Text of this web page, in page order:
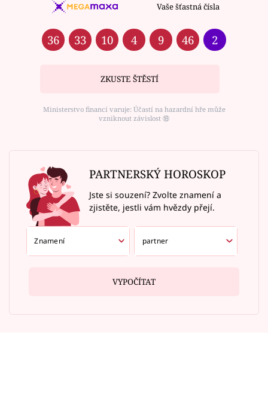
Vaše šťastná čísla
36 33 10 4 9 46 2
ZKUSTE ŠTĚSTÍ
Ministerstvo financí varuje: Účastí na hazardní hře může
vzniknout závislost ⑱
PARTNERSKÝ HOROSKOP
Jste si souzení? Zvolte znamení a
zjistěte, jestli vám hvězdy přejí.
VYPOČÍTAT